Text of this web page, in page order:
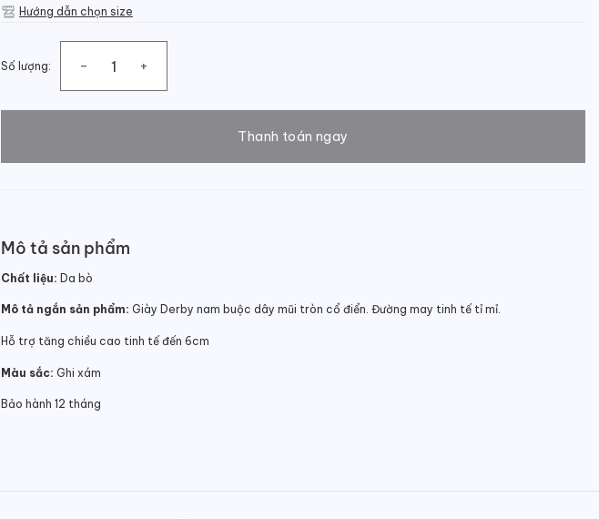
Hướng dẫn chọn size
Số lượng:
Giày tăng chiều cao đẹp cho nam dáng Derby sang trọng số lượng
Thanh toán ngay
Mô tả sản phẩm
Chất liệu: Da bò
Mô tả ngắn sản phẩm: Giày Derby nam buộc dây mũi tròn cổ điển. Đường may tinh tế tỉ mỉ.
Hỗ trợ tăng chiều cao tinh tế đến 6cm
Màu sắc: Ghi xám
Bảo hành 12 tháng